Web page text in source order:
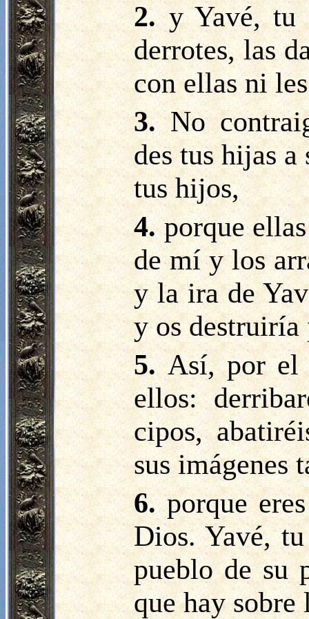
2.y Yavé, tu
derrotes, las
con ellas ni
3.No
des tus hijas
tus hijos,
4.porque
de mí y los
y la ira de
y os destruiría
5.Así, por el
ellos:
cipos,
sus imágenes
6.porque
Dios. Yavé,
pueblo de su
que hay